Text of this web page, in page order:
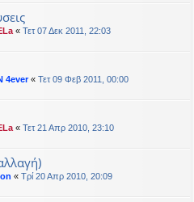
« Τετ 07 Δεκ 2011, 22:03
4ever« Τετ 09 Φεβ 2011, 00:00
« Τετ 21 Απρ 2010, 23:10
« Τρί 20 Απρ 2010, 20:09